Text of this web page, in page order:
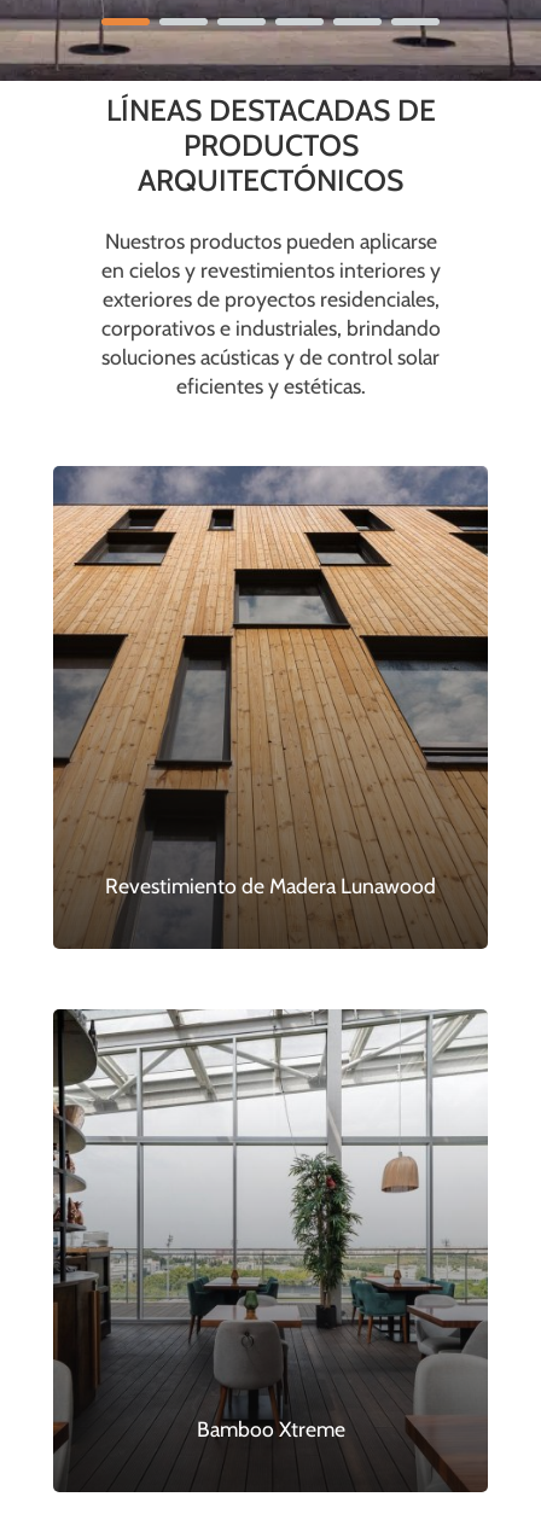
LÍNEAS DESTACADAS DE
PRODUCTOS
ARQUITECTÓNICOS
Nuestros productos pueden aplicarse
en cielos y revestimientos interiores y
exteriores de proyectos residenciales,
corporativos e industriales, brindando
soluciones acústicas y de control solar
eficientes y estéticas.
Revestimiento de Madera Lunawood
Bamboo Xtreme